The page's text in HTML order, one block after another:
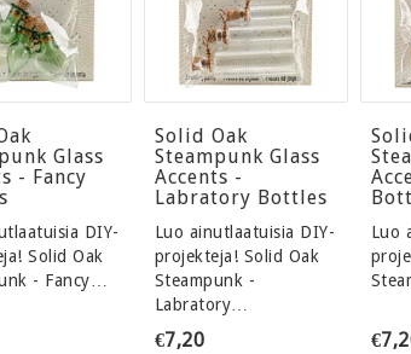
Glass
- Fancy
DIY-
Solid Oak
- Fancy…
Solid Oak
Steampunk Glass
Accents -
Labratory Bottles
Luo ainutlaatuisia DIY-
projekteja! Solid Oak
Steampunk -
Labratory…
€7,20
Luo